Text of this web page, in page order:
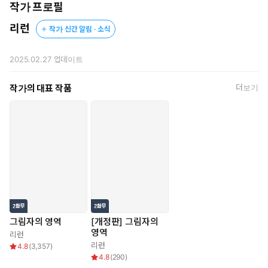
그럴수록 세한은 더 은밀하고 계획적으로 차온에게 다가가는데...
작가 프로필
리런
작가 신간 알림 · 소식
2025.02.27업데이트
작가의 대표 작품 더보기
그림자의 영역
리런
4.8(3,357)
[개정판] 그림자의
영역
리런
4.8(290)